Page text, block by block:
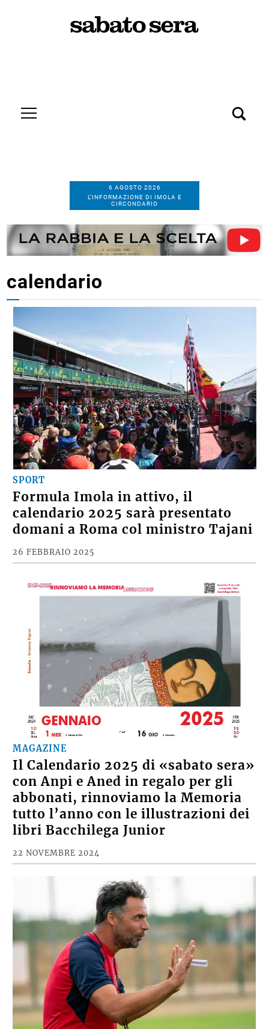
6 AGOSTO 2026
L’INFORMAZIONE DI IMOLA E
CIRCONDARIO
calendario
SPORT
Formula Imola in attivo, il
calendario 2025 sarà presentato
domani a Roma col ministro Tajani
26 FEBBRAIO 2025
MAGAZINE
Il Calendario 2025 di «sabato sera»
con Anpi e Aned in regalo per gli
abbonati, rinnoviamo la Memoria
tutto l’anno con le illustrazioni dei
libri Bacchilega Junior
22 NOVEMBRE 2024